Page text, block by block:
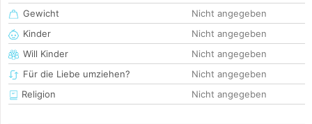
Gewicht
Nicht angegeben
Kinder
Nicht angegeben
Will Kinder
Nicht angegeben
Für die Liebe umziehen?
Nicht angegeben
Religion
Nicht angegeben